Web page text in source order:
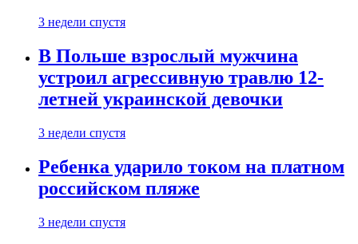
3 недели спустя
В Польше взрослый мужчина
устроил агрессивную травлю 12-
летней украинской девочки
3 недели спустя
Ребенка ударило током на платном
российском пляже
3 недели спустя